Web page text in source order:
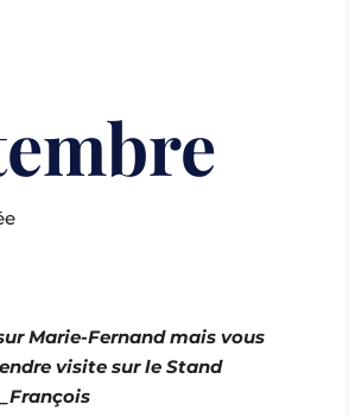
Marie-Fernand mais vous
visite sur le Stand